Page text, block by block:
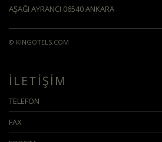
AŞAĞI AYRANCI 06540 ANKARA
© KINGOTELS.COM
İLETİŞİM
TELEFON
FAX